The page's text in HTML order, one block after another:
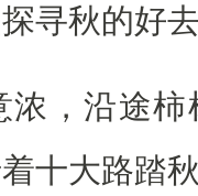
寻秋的好
，沿途柿
十大路踏